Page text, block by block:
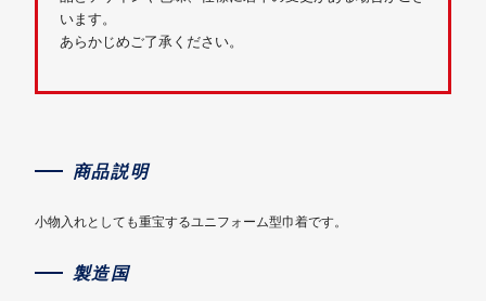
います。
あらかじめご了承ください。
商品説明
小物入れとしても重宝するユニフォーム型巾着です。
製造国